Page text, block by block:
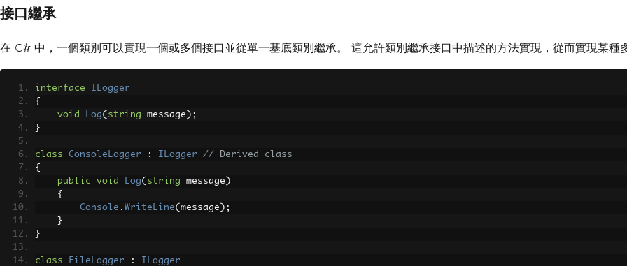
接口繼承
在 C# 中，一個類別可以實現一個或多個接口並從單一基底類別繼承。 這允許類別繼承接口中描述的方法實現，從而實現某種
interface
ILogger
{
void
Log( string message );
}
class ConsoleLogger : ILogger
// Derived class
{
public
void Log( string message )
{
Console . WriteLine( message );
}
}
class FileLogger :
ILogger